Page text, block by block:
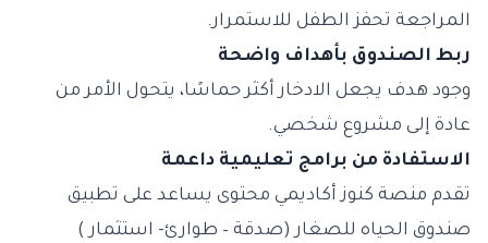
المراجعة تحفز الطفل للاستمرار.
ربط الصندوق بأهداف واضحة
وجود هدف يجعل الادخار أكثر حماسًا، يتحول الأمر من
عادة إلى مشروع شخصي.
الاستفادة من برامج تعليمية داعمة
تقدم منصة كنوز أكاديمي محتوى يساعد على تطبيق
صندوق الحياه للصغار (صدقة – طوارئ- استثمار )